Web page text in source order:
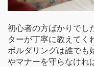
初心者の方ばかりでし
ターが丁寧に教えてく
ボルダリングは誰でも
やマナーを守らなけれ